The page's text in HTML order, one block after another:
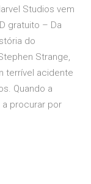
Studios vem
gratuito – Da
do
Strange,
terrível acidente
Quando a
procurar por